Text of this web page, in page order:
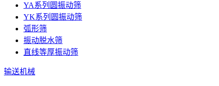
YA系列圆振动筛
YK系列圆振动筛
弧形筛
振动脱水筛
直线等厚振动筛
输送机械